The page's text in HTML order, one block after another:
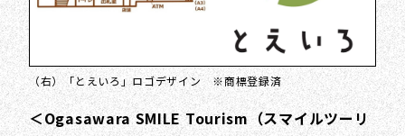
（右）「とえいろ」ロゴデザイン ※商標登録済
＜Ogasawara SMILE Tourism（スマイルツーリ